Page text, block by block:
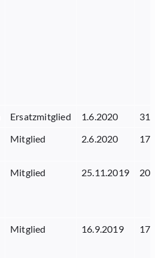
Ersatzmitglied 1.6.2020
Mitglied 2.6.2020
Mitglied 25.11.2019
Mitglied 16.9.2019